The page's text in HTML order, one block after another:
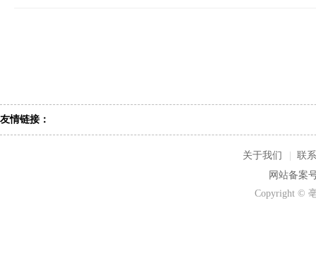
友情链接：
关于我们
联
网站备案
Copyright ©